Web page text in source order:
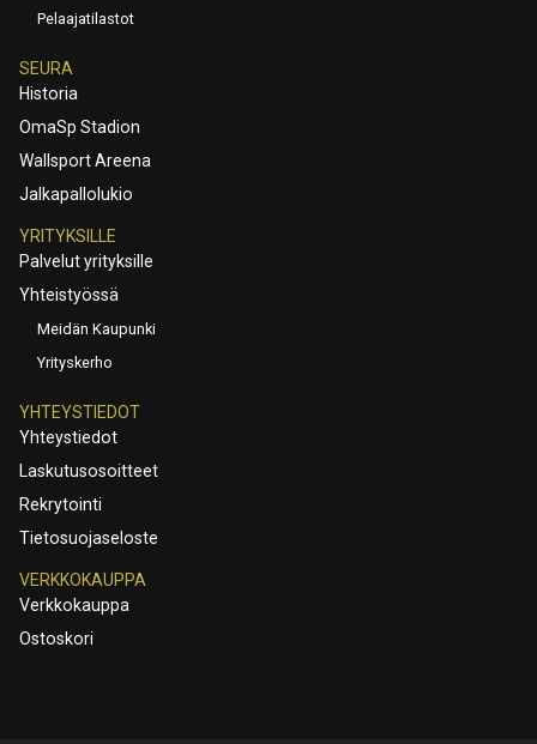
Pelaajatilastot
SEURA
Historia
OmaSp Stadion
Wallsport Areena
Jalkapallolukio
YRITYKSILLE
Palvelut yrityksille
Yhteistyössä
Meidän Kaupunki
Yrityskerho
YHTEYSTIEDOT
Yhteystiedot
Laskutusosoitteet
Rekrytointi
Tietosuojaseloste
VERKKOKAUPPA
Verkkokauppa
Ostoskori